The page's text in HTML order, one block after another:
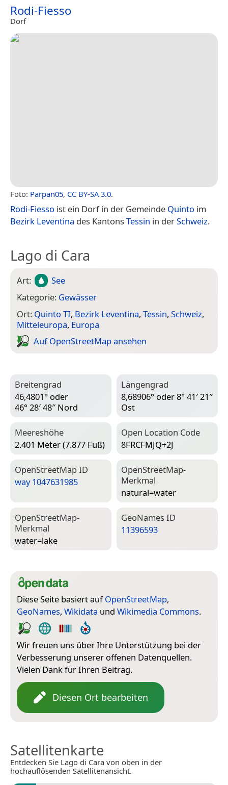
Rodi-Fiesso
Dorf
Foto: Parpan05, CC BY-SA 3.0.
Rodi-Fiesso ist ein Dorf in der Gemeinde Quinto im
Bezirk Leventina des Kantons Tessin in derSchweiz.
Lago di Cara
Art:
See
Kategorie: Gewässer
Ort: Quinto TI, Bezirk Leventina, Tessin, Schweiz,
Mitteleuropa, Europa
Auf Open­Street­Map ansehen
Breitengrad
46,4801° oder
46° 28′ 48″ Nord
Längengrad
8,68906° oder 8° 41′ 21″
Ost
Meereshöhe
2.401 Meter (7.877 Fuß)
Open Location Code
8FRCFMJQ+2J
Open­Street­Map ID
way 1047631985
Open­Street­Map-
Merkmal
natural=­water
Open­Street­Map-
Merkmal
water=­lake
Geo­Names ID
11396593
Diese Seite basiert aufOpenStreetMap,
GeoNames, Wikidata und Wikimedia Commons.
Wir freuen uns über Ihre Unterstützung bei der
Verbesserung unserer offenen Datenquellen.
Vielen Dank für Ihren Beitrag.
Diesen Ort bearbeiten
Satellitenkarte
Entdecken Sie Lago di Cara von oben in der
hochauflösenden Satellitenansicht.